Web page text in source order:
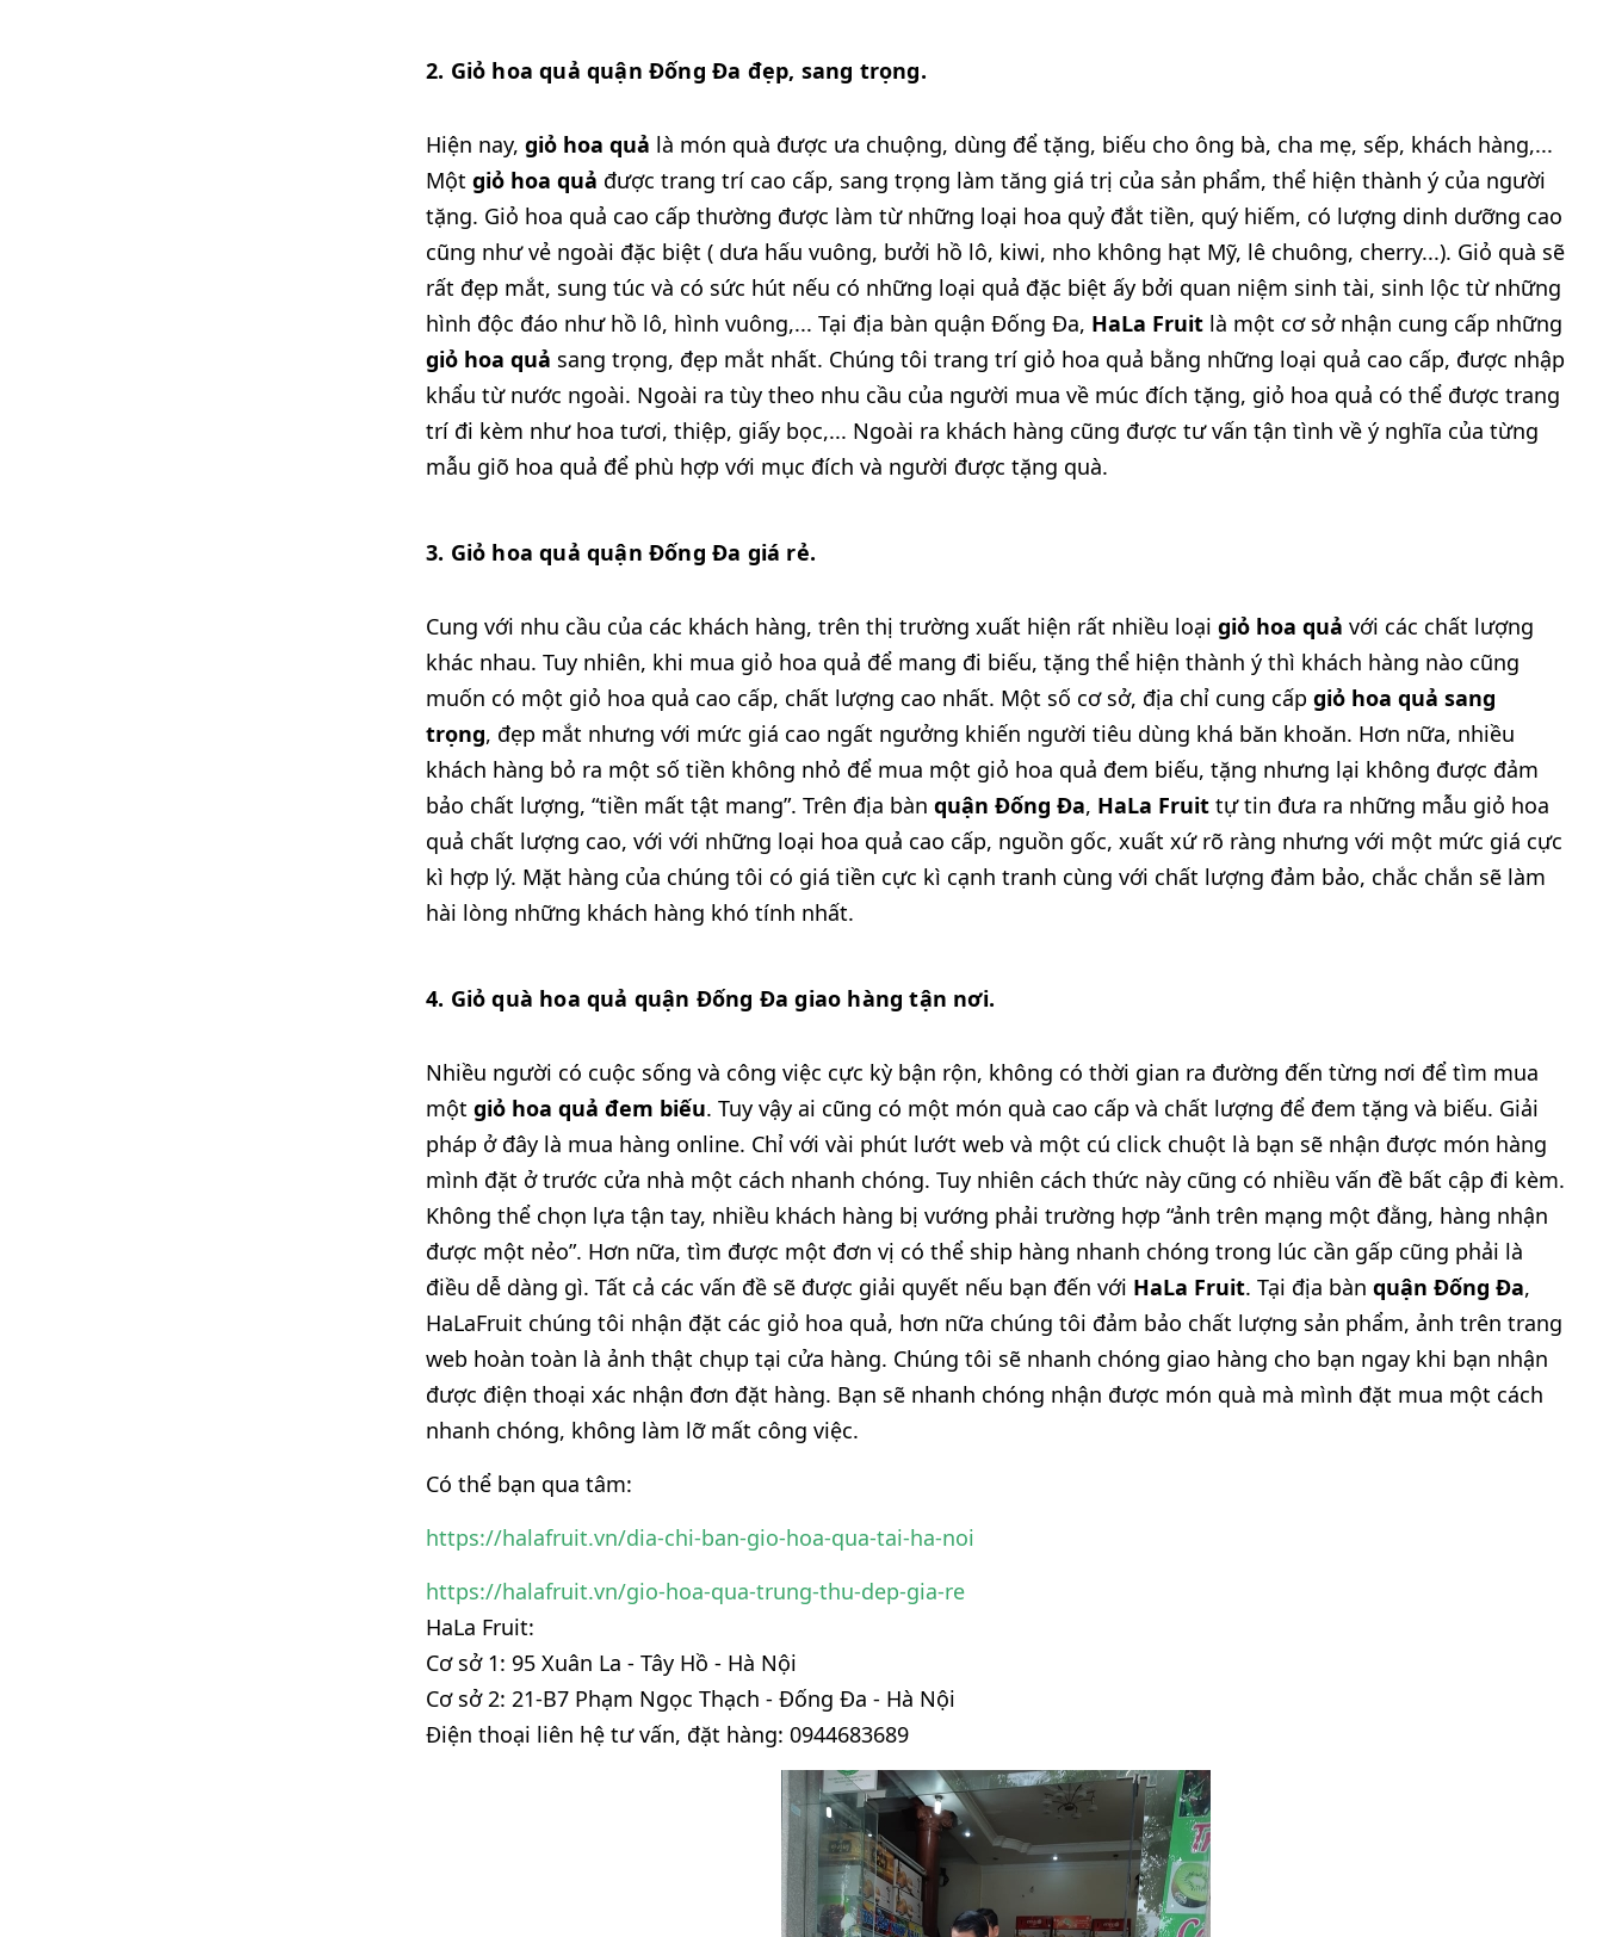
2. Giỏ hoa quả quận Đống Đa đẹp, sang trọng.
Hiện nay, giỏ hoa quả là món quà được ưa chuộng, dùng để tặng, biếu cho ông bà, cha mẹ, sếp, khách hàng,...
Một giỏ hoa quả được trang trí cao cấp, sang trọng làm tăng giá trị của sản phẩm, thể hiện thành ý của người
tặng. Giỏ hoa quả cao cấp thường được làm từ những loại hoa quỷ đắt tiền, quý hiếm, có lượng dinh dưỡng cao
cũng như vẻ ngoài đặc biệt ( dưa hấu vuông, bưởi hồ lô, kiwi, nho không hạt Mỹ, lê chuông, cherry...). Giỏ quà sẽ
rất đẹp mắt, sung túc và có sức hút nếu có những loại quả đặc biệt ấy bởi quan niệm sinh tài, sinh lộc từ những
hình độc đáo như hồ lô, hình vuông,... Tại địa bàn quận Đống Đa, HaLa Fruit là một cơ sở nhận cung cấp những
giỏ hoa quả sang trọng, đẹp mắt nhất. Chúng tôi trang trí giỏ hoa quả bằng những loại quả cao cấp, được nhập
khẩu từ nước ngoài. Ngoài ra tùy theo nhu cầu của người mua về múc đích tặng, giỏ hoa quả có thể được trang
trí đi kèm như hoa tươi, thiệp, giấy bọc,... Ngoài ra khách hàng cũng được tư vấn tận tình về ý nghĩa của từng
mẫu giõ hoa quả để phù hợp với mục đích và người được tặng quà.
3. Giỏ hoa quả quận Đống Đa giá rẻ.
Cung với nhu cầu của các khách hàng, trên thị trường xuất hiện rất nhiều loại giỏ hoa quả với các chất lượng
khác nhau. Tuy nhiên, khi mua giỏ hoa quả để mang đi biếu, tặng thể hiện thành ý thì khách hàng nào cũng
muốn có một giỏ hoa quả cao cấp, chất lượng cao nhất. Một số cơ sở, địa chỉ cung cấp giỏ hoa quả sang
trọng, đẹp mắt nhưng với mức giá cao ngất ngưởng khiến người tiêu dùng khá băn khoăn. Hơn nữa, nhiều
khách hàng bỏ ra một số tiền không nhỏ để mua một giỏ hoa quả đem biếu, tặng nhưng lại không được đảm
bảo chất lượng, “tiền mất tật mang”. Trên địa bàn quận Đống Đa, HaLa Fruit tự tin đưa ra những mẫu giỏ hoa
quả chất lượng cao, với với những loại hoa quả cao cấp, nguồn gốc, xuất xứ rõ ràng nhưng với một mức giá cực
kì hợp lý. Mặt hàng của chúng tôi có giá tiền cực kì cạnh tranh cùng với chất lượng đảm bảo, chắc chắn sẽ làm
hài lòng những khách hàng khó tính nhất.
4. Giỏ quà hoa quả quận Đống Đa giao hàng tận nơi.
Nhiều người có cuộc sống và công việc cực kỳ bận rộn, không có thời gian ra đường đến từng nơi để tìm mua
một giỏ hoa quả đem biếu. Tuy vậy ai cũng có một món quà cao cấp và chất lượng để đem tặng và biếu. Giải
pháp ở đây là mua hàng online. Chỉ với vài phút lướt web và một cú click chuột là bạn sẽ nhận được món hàng
mình đặt ở trước cửa nhà một cách nhanh chóng. Tuy nhiên cách thức này cũng có nhiều vấn đề bất cập đi kèm.
Không thể chọn lựa tận tay, nhiều khách hàng bị vướng phải trường hợp “ảnh trên mạng một đằng, hàng nhận
được một nẻo”. Hơn nữa, tìm được một đơn vị có thể ship hàng nhanh chóng trong lúc cần gấp cũng phải là
điều dễ dàng gì. Tất cả các vấn đề sẽ được giải quyết nếu bạn đến với HaLa Fruit. Tại địa bàn quận Đống Đa,
HaLaFruit chúng tôi nhận đặt các giỏ hoa quả, hơn nữa chúng tôi đảm bảo chất lượng sản phẩm, ảnh trên trang
web hoàn toàn là ảnh thật chụp tại cửa hàng. Chúng tôi sẽ nhanh chóng giao hàng cho bạn ngay khi bạn nhận
được điện thoại xác nhận đơn đặt hàng. Bạn sẽ nhanh chóng nhận được món quà mà mình đặt mua một cách
nhanh chóng, không làm lỡ mất công việc.
Có thể bạn qua tâm:
https://halafruit.vn/dia-chi-ban-gio-hoa-qua-tai-ha-noi
https://halafruit.vn/gio-hoa-qua-trung-thu-dep-gia-re
HaLa Fruit:
Cơ sở 1: 95 Xuân La - Tây Hồ - Hà Nội
Cơ sở 2: 21-B7 Phạm Ngọc Thạch - Đống Đa - Hà Nội
Điện thoại liên hệ tư vấn, đặt hàng: 0944683689